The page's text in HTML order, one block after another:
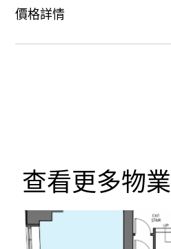
價格詳情
租金價格 : 每月港幣218,750元
查看更多物業